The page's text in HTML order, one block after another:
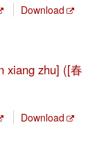
Download
xiang zhu] ([春
Download